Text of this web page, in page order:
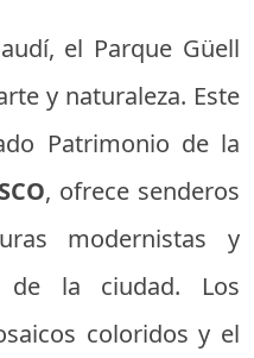
el Parque Güell
y naturaleza. Este
Patrimonio de la
, ofrece senderos
modernistas y
de la ciudad. Los
coloridos y el